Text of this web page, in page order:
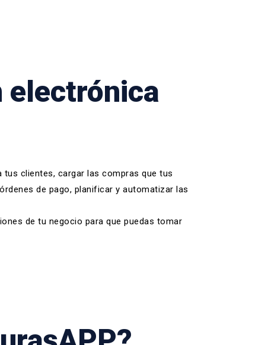
electrónica
clientes, cargar las compras que tus
de pago, planificar y automatizar las
de tu negocio para que puedas tomar